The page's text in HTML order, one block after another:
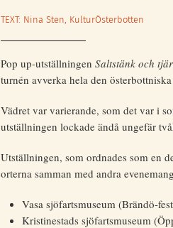
TEXT: Nina Sten, KulturÖsterbotten
Pop up-utställningen Saltstänk och
turnén avverka hela den
Vädret var varierande, som det var i
utställningen lockade ändå ungefär
Utställningen, som ordnades som en
orterna samman med andra
Vasa sjöfartsmuseum (Brändö-
Kristinestads sjöfartsmuseum